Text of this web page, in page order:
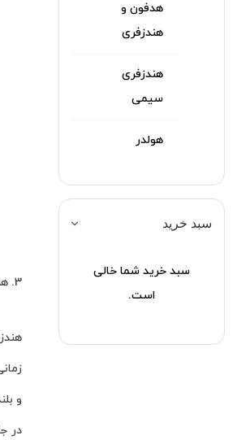
هدفون و
هندزفری
هندزفری
سیمی
هولدر
سبد خرید
سبد خرید شما خالی
است.
3. هندزفری بیسم باوین19
و